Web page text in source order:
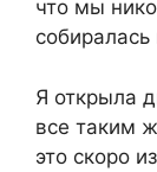
что мы
собиралась
Я открыла
все таким
это скоро